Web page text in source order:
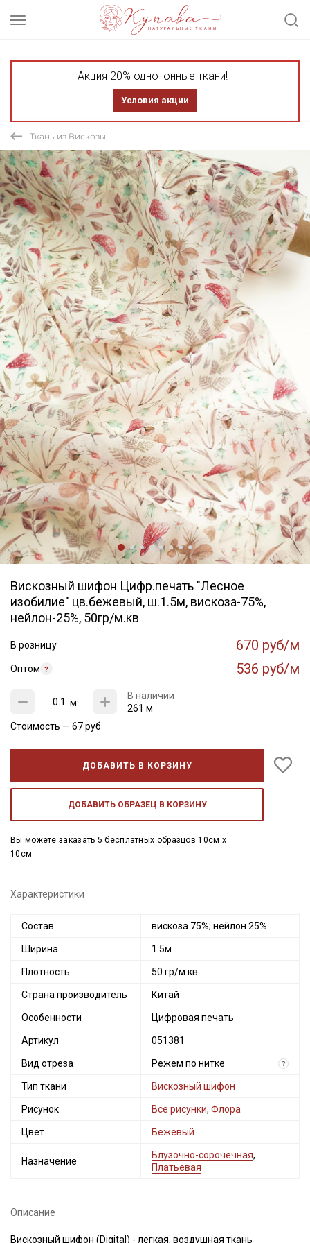
Акция 20% однотонные ткани!
Условия акции
Ткань из Вискозы
Вискозный шифон Цифр.печать "Лесное
изобилие" цв.бежевый, ш.1.5м, вискоза-75%,
нейлон-25%, 50гр/м.кв
В розницу 670 руб/м
Оптом 536 руб/м
м
В наличии
261 м
Стоимость — 67руб
ДОБАВИТЬ В КОРЗИНУ
ДОБАВИТЬ ОБРАЗЕЦ В КОРЗИНУ
Вы можете заказать 5 бесплатных образцов 10см x
10см
Характеристики
Состав вискоза 75%; нейлон 25%
Ширина 1.5м
Плотность 50 гр/м.кв
Страна производитель Китай
Особенности Цифровая печать
Артикул 051381
Вид отреза Режем по нитке ?
Тип ткани Вискозный шифон
Рисунок Все рисунки, Флора
Цвет Бежевый
Назначение
Блузочно-сорочечная,
Платьевая
Описание
Вискозный шифон (Digital) - легкая, воздушная ткань